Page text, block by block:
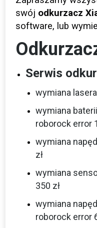
swój odkurzacz
software, lub
Serwis
wymiana
wymiana
roborock error
wymiana
zł
wymiana
350 zł
wymiana
roborock error